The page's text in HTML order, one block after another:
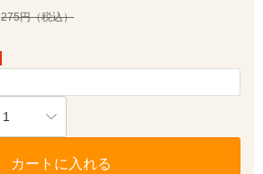
275円（税込）
1
カートに入れる